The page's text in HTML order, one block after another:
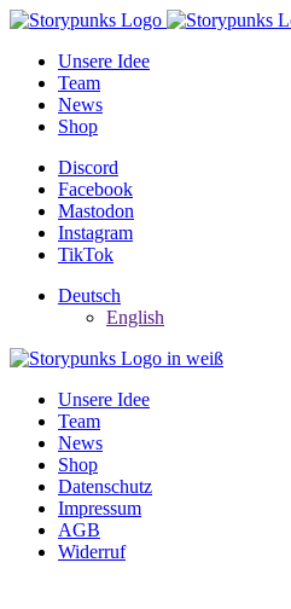
Unsere Idee
Team
News
Shop
Discord
Facebook
Mastodon
Instagram
TikTok
Deutsch
English
Unsere Idee
Team
News
Shop
Datenschutz
Impressum
AGB
Widerruf